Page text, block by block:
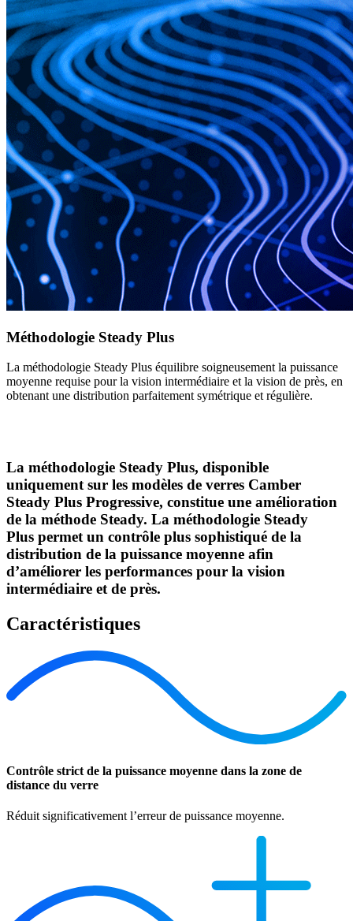
Méthodologie Steady Plus
La méthodologie Steady Plus équilibre soigneusement la puissance
moyenne requise pour la vision intermédiaire et la vision de près, en
obtenant une distribution parfaitement symétrique et régulière.
La méthodologie Steady Plus, disponible
uniquement sur les modèles de verres Camber
Steady Plus Progressive, constitue une amélioration
de la méthode Steady. La méthodologie Steady
Plus permet un contrôle plus sophistiqué de la
distribution de la puissance moyenne afin
d’améliorer les performances pour la vision
intermédiaire et de près.
Caractéristiques
Contrôle strict de la puissance moyenne dans la zone de
distance du verre
Réduit significativement l’erreur de puissance moyenne.